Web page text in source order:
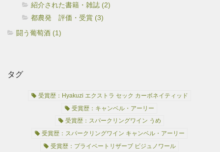
紹介された書籍・雑誌 (2)
都農発 評価・受賞 (3)
闘う葡萄酒 (1)
タグ
受賞歴：Hyakuzi エクストラ セック カーボネイティッド
受賞歴：キャンベル・アーリー
受賞歴：スパークリングワイン うめ
受賞歴：スパークリングワイン キャンベル・アーリー
受賞歴：プライベートリザーブ ビジュノワール